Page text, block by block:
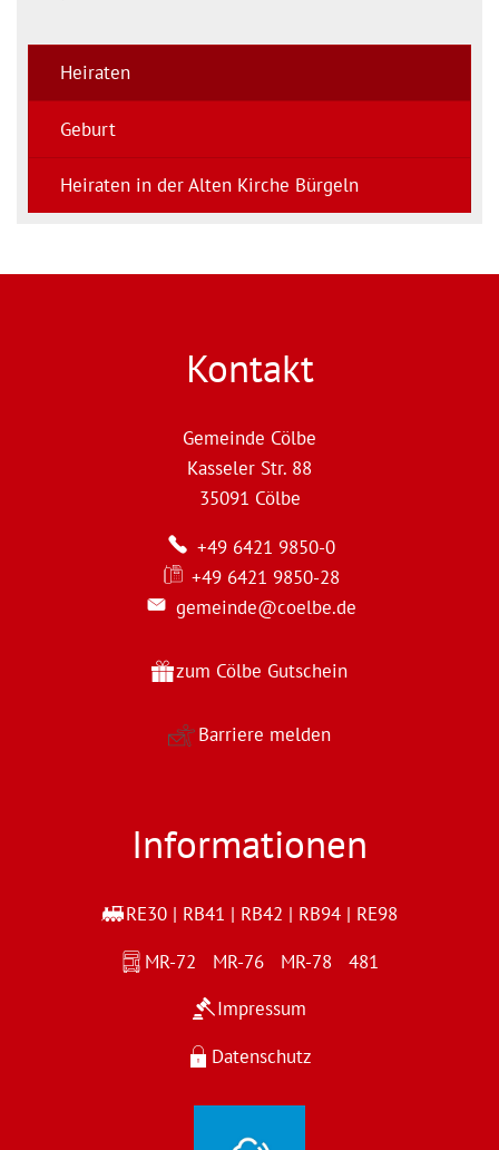
Heiraten
Geburt
Heiraten in der Alten Kirche Bürgeln
Kontakt
Gemeinde Cölbe
Kasseler Str. 88
35091 Cölbe
+49 6421 9850-0
+49 6421 9850-28
gemeinde@coelbe.de
zum Cölbe Gutschein
Barriere melden
Informationen
RE30 | RB41 | RB42 | RB94 | RE98
MR-72 MR-76 MR-78 481
Impressum
Datenschutz